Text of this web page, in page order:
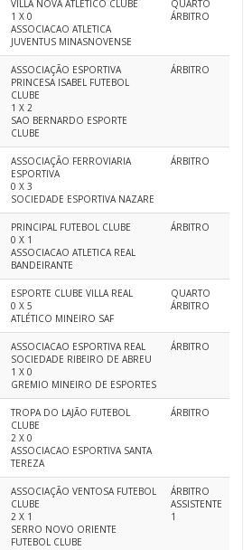
VILLA NOVA ATLÉTICO CLUBE
1 X 0
ASSOCIACAO ATLETICA
JUVENTUS MINASNOVENSE
QUARTO
ÁRBITRO
ASSOCIAÇÃO ESPORTIVA
PRINCESA ISABEL FUTEBOL
CLUBE
1 X 2
SAO BERNARDO ESPORTE
CLUBE
ÁRBITRO
ASSOCIAÇÃO FERROVIARIA
ESPORTIVA
0 X 3
SOCIEDADE ESPORTIVA NAZARE
ÁRBITRO
PRINCIPAL FUTEBOL CLUBE
0 X 1
ASSOCIACAO ATLETICA REAL
BANDEIRANTE
ÁRBITRO
ESPORTE CLUBE VILLA REAL
0 X 5
ATLÉTICO MINEIRO SAF
QUARTO
ÁRBITRO
ASSOCIACAO ESPORTIVA REAL
SOCIEDADE RIBEIRO DE ABREU
1 X 0
GREMIO MINEIRO DE ESPORTES
ÁRBITRO
TROPA DO LAJÃO FUTEBOL
CLUBE
2 X 0
ASSOCIACAO ESPORTIVA SANTA
TEREZA
ÁRBITRO
ASSOCIAÇÃO VENTOSA FUTEBOL
CLUBE
2 X 1
SERRO NOVO ORIENTE
FUTEBOL CLUBE
ÁRBITRO
ASSISTENTE
1